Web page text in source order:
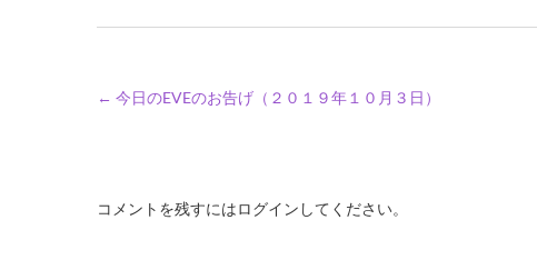
← 今日のEVEのお告げ（２０１９年１０月３日）
コメントを残すにはログインしてください。